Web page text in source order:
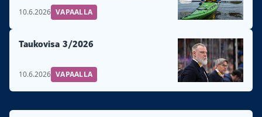
10.6.2026 VAPAALLA
Taukovisa 3/2026
10.6.2026 VAPAALLA